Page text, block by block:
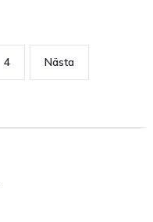
4 Nästa